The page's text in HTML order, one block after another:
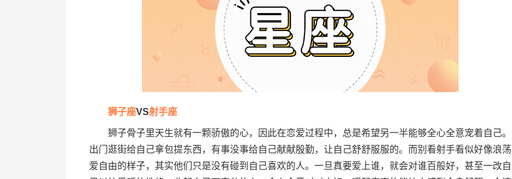
狮子座VS射手座
狮子骨子里天生就有一颗骄傲的心，因此在恋爱过程中，总是希望另一半能够全心全意宠着自己。
出门逛街给自己拿包提东西，有事没事给自己献献殷勤，让自己舒舒服服的。而别看射手看似好像浪荡
爱自由的样子，其实他们只是没有碰到自己喜欢的人。一旦真要爱上谁，就会对谁百般好，甚至一改自